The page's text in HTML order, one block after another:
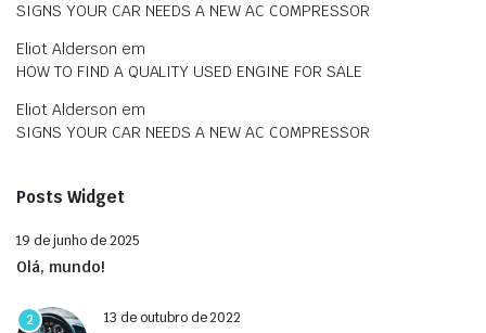
SIGNS YOUR CAR NEEDS A NEW AC COMPRESSOR
Eliot Alderson em
HOW TO FIND A QUALITY USED ENGINE FOR SALE
Eliot Alderson em
SIGNS YOUR CAR NEEDS A NEW AC COMPRESSOR
Posts Widget
19 de junho de 2025
Olá, mundo!
2 13 de outubro de 2022